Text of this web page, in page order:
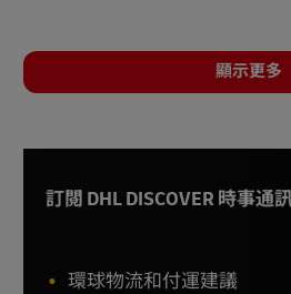
顯示更多
訂閱 DHL DISCOVER 時事通
環球物流和付運建議